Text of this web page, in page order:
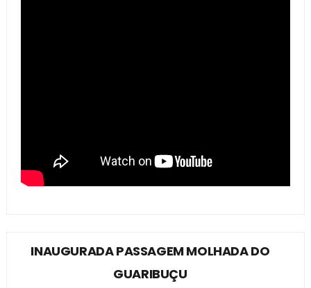
INAUGURADA PASSAGEM MOLHADA DO
GUARIBUÇU